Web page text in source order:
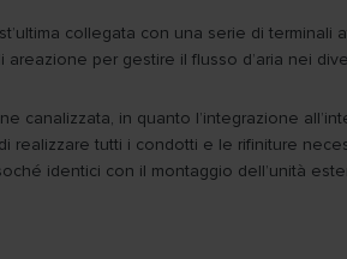
collegata con una serie di terminali
per gestire il flusso d’aria nei
canalizzata, in quanto l’integrazione
realizzare tutti i condotti e le rifiniture
identici con il montaggio dell’unità